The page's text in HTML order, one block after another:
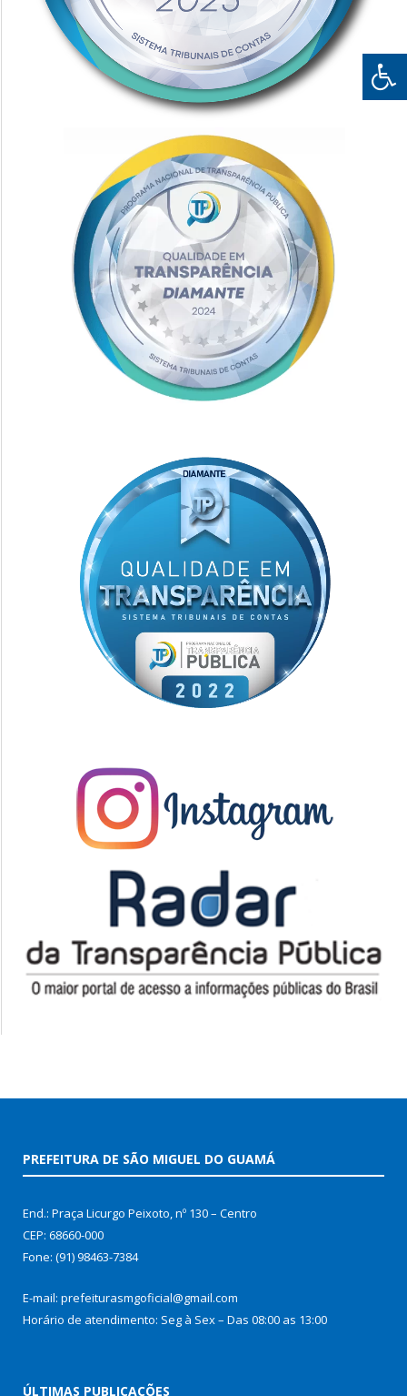
PREFEITURA DE SÃO MIGUEL DO GUAMÁ
End.: Praça Licurgo Peixoto, nº 130 – Centro
CEP: 68660-000
Fone: (91) 98463-7384
E-mail: prefeiturasmgoficial@gmail.com
Horário de atendimento: Seg à Sex – Das 08:00 as 13:00
ÚLTIMAS PUBLICAÇÕES